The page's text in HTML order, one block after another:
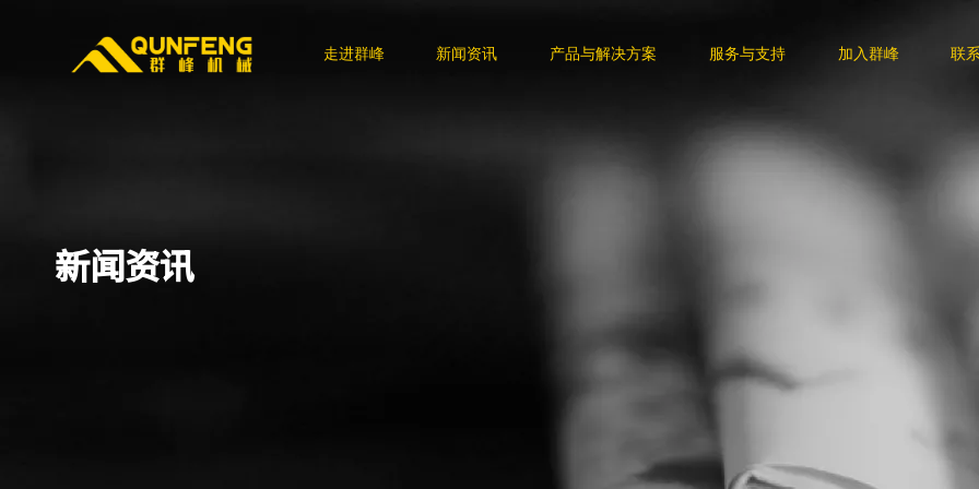
走进群峰 新闻资讯 产品与解决方案 服务与支持 加入群峰 联
新闻资讯